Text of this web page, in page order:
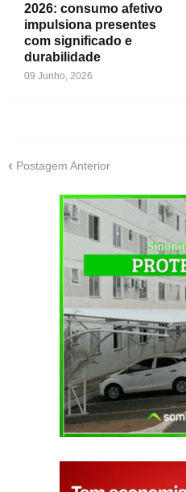
2026: consumo afetivo
impulsiona presentes
com significado e
durabilidade
09 Junho, 2026
Postagem Anterior